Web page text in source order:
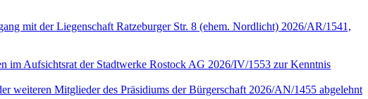
mit der Liegenschaft Ratzeburger Str. 8 (ehem. Nordlicht) 2026/AR/1541,
im Aufsichtsrat der Stadtwerke Rostock AG 2026/IV/1553 zur Kenntnis
weiteren Mitglieder des Präsidiums der Bürgerschaft 2026/AN/1455 abgelehnt